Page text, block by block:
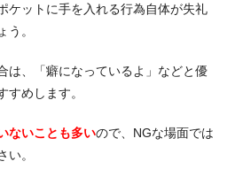
ケットに手を入れる行為自体が失礼
う。
は、「癖になっているよ」などと優
すめします。
ないことも多いので、NGな場面では
い。